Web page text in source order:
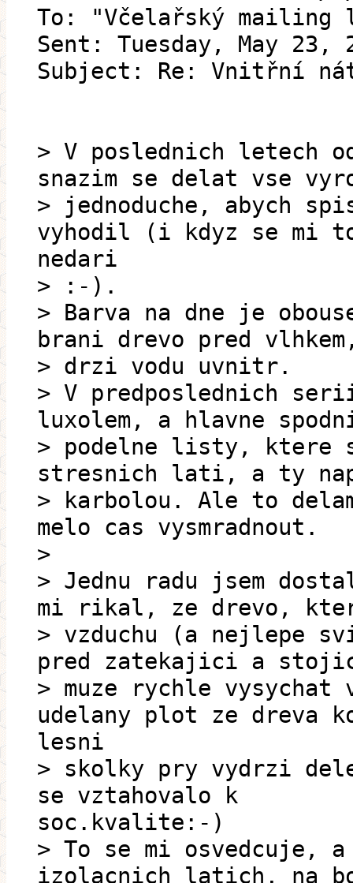
To: "Včelařský
Sent: Tuesday, May 23,
Subject: Re: Vnitřní
> V poslednich letech
snazim se delat vse
> jednoduche, abych
vyhodil (i kdyz se mi
nedari
> :-).
> Barva na dne je
brani drevo pred
> drzi vodu uvnitr.
> V predposlednich
luxolem, a hlavne
> podelne listy, ktere
stresnich lati, a ty
> karbolou. Ale to
melo cas vysmradnout.
>
> Jednu radu jsem
mi rikal, ze drevo,
> vzduchu (a nejlepe
pred zatekajici a
> muze rychle vysychat
udelany plot ze dreva
lesni
> skolky pry vydrzi
se vztahovalo k
soc.kvalite:-)
> To se mi osvedcuje,
izolacnich latich, na